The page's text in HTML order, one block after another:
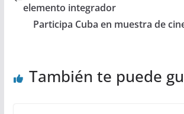
elemento integrador
Participa Cuba en muestra de
También te puede